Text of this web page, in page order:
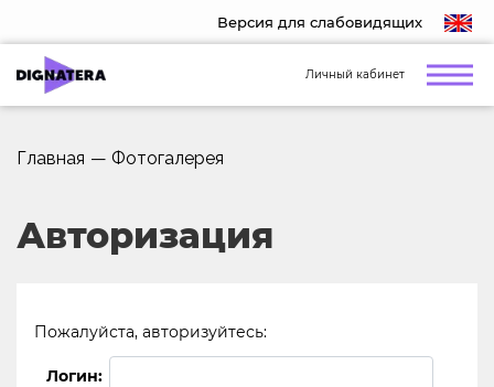
Версия для слабовидящих
Личный кабинет
Главная — Фотогалерея
Авторизация
Пожалуйста, авторизуйтесь:
Логин: